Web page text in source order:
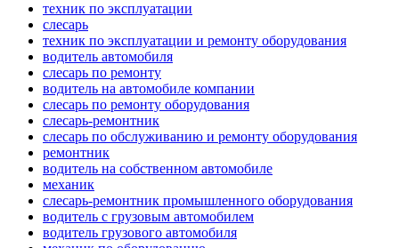
техник по эксплуатации
слесарь
техник по эксплуатации и ремонту оборудования
водитель автомобиля
слесарь по ремонту
водитель на автомобиле компании
слесарь по ремонту оборудования
слесарь-ремонтник
слесарь по обслуживанию и ремонту оборудования
ремонтник
водитель на собственном автомобиле
механик
слесарь-ремонтник промышленного оборудования
водитель с грузовым автомобилем
водитель грузового автомобиля